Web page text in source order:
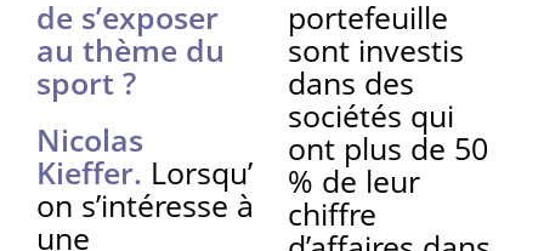
de s’exposer
au thème du
sport ?
Nicolas
Kieffer. Lorsqu’
on s’intéresse à
une
portefeuille
sont investis
dans des
sociétés qui
ont plus de 50
% de leur
chiffre